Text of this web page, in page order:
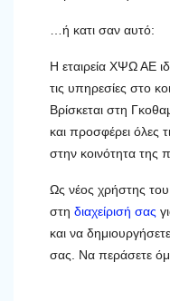
…ή κατι σαν αυτό:
Η εταιρεία ΧΨΩ ΑΕ
τις υπηρεσίες στο
Βρίσκεται στη
και προσφέρει όλες
στην κοινότητα της
Ως νέος χρήστης
στη διαχείρισή σας
και να
σας. Να περάσετε